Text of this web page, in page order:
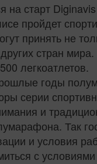
на старт
пройдет
принять не
стран
легкоатлетов.
годы
серии
и
Так
и условия
с